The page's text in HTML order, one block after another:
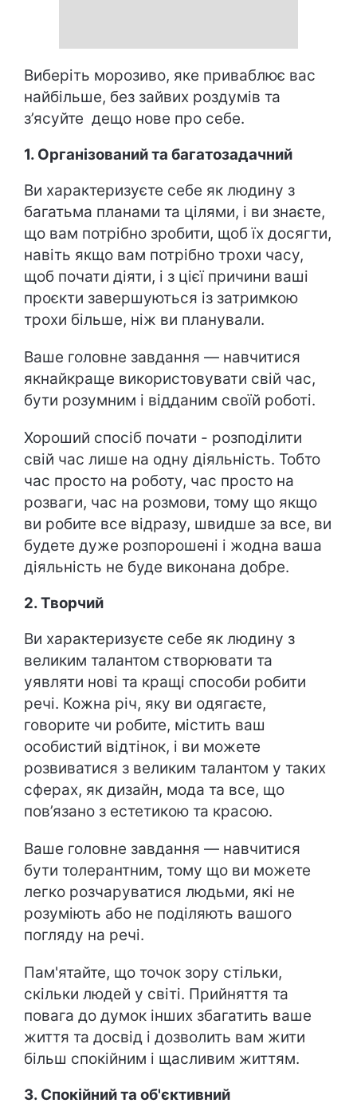
Виберіть морозиво, яке приваблює вас
найбільше, без зайвих роздумів та
з’ясуйте дещо нове про себе.
1. Організований та багатозадачний
Ви характеризуєте себе як людину з
багатьма планами та цілями, і ви знаєте,
що вам потрібно зробити, щоб їх досягти,
навіть якщо вам потрібно трохи часу,
щоб почати діяти, і з цієї причини ваші
проєкти завершуються із затримкою
трохи більше, ніж ви планували.
Ваше головне завдання — навчитися
якнайкраще використовувати свій час,
бути розумним і відданим своїй роботі.
Хороший спосіб почати - розподілити
свій час лише на одну діяльність. Тобто
час просто на роботу, час просто на
розваги, час на розмови, тому що якщо
ви робите все відразу, швидше за все, ви
будете дуже розпорошені і жодна ваша
діяльність не буде виконана добре.
2. Творчий
Ви характеризуєте себе як людину з
великим талантом створювати та
уявляти нові та кращі способи робити
речі. Кожна річ, яку ви одягаєте,
говорите чи робите, містить ваш
особистий відтінок, і ви можете
розвиватися з великим талантом у таких
сферах, як дизайн, мода та все, що
пов’язано з естетикою та красою.
Ваше головне завдання — навчитися
бути толерантним, тому що ви можете
легко розчаруватися людьми, які не
розуміють або не поділяють вашого
погляду на речі.
Пам'ятайте, що точок зору стільки,
скільки людей у ​​світі. Прийняття та
повага до думок інших збагатить ваше
життя та досвід і дозволить вам жити
більш спокійним і щасливим життям.
3. Спокійний та об'єктивний